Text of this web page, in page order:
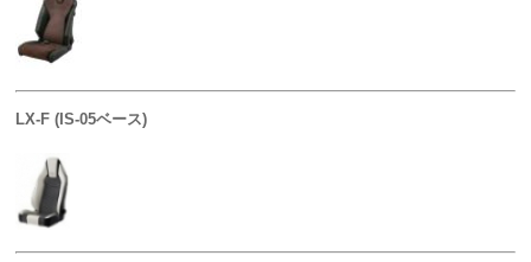
LX-F (IS-05ベース)